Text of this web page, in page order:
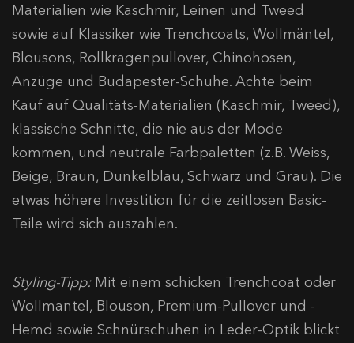
Materialien wie Kaschmir, Leinen und Tweed
sowie auf Klassiker wie Trenchcoats, Wollmäntel,
Blousons, Rollkragenpullover, Chinohosen,
Anzüge und Budapester-Schuhe. Achte beim
Kauf auf Qualitäts-Materialien (Kaschmir, Tweed),
klassische Schnitte, die nie aus der Mode
kommen, und neutrale Farbpaletten (z.B. Weiss,
Beige, Braun, Dunkelblau, Schwarz und Grau). Die
etwas höhere Investition für die zeitlosen Basic-
Teile wird sich auszahlen.
Styling-Tipp:Mit einem schicken Trenchcoat oder
Wollmantel, Blouson, Premium-Pullover und -
Hemd sowie Schnürschuhen in Leder-Optik blickt